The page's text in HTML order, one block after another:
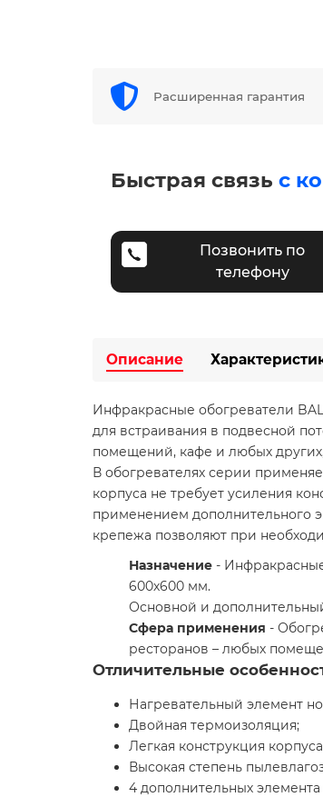
Расширенная гарантия
Быстрая связь с
Позвонить по
телефону
Описание
Инфракрасные обогреватели
для встраивания в подвесной
помещений, кафе и любых
В обогревателях серии
корпуса не требует усиления
применением дополнительного
крепежа позволяют при
Назначение -
600х600 мм.
Основной и
Сфера применения -
ресторанов – любых
Отличительные
Нагревательный элемент
Двойная термоизоляция;
Легкая конструкция
Высокая степень
4 дополнительных